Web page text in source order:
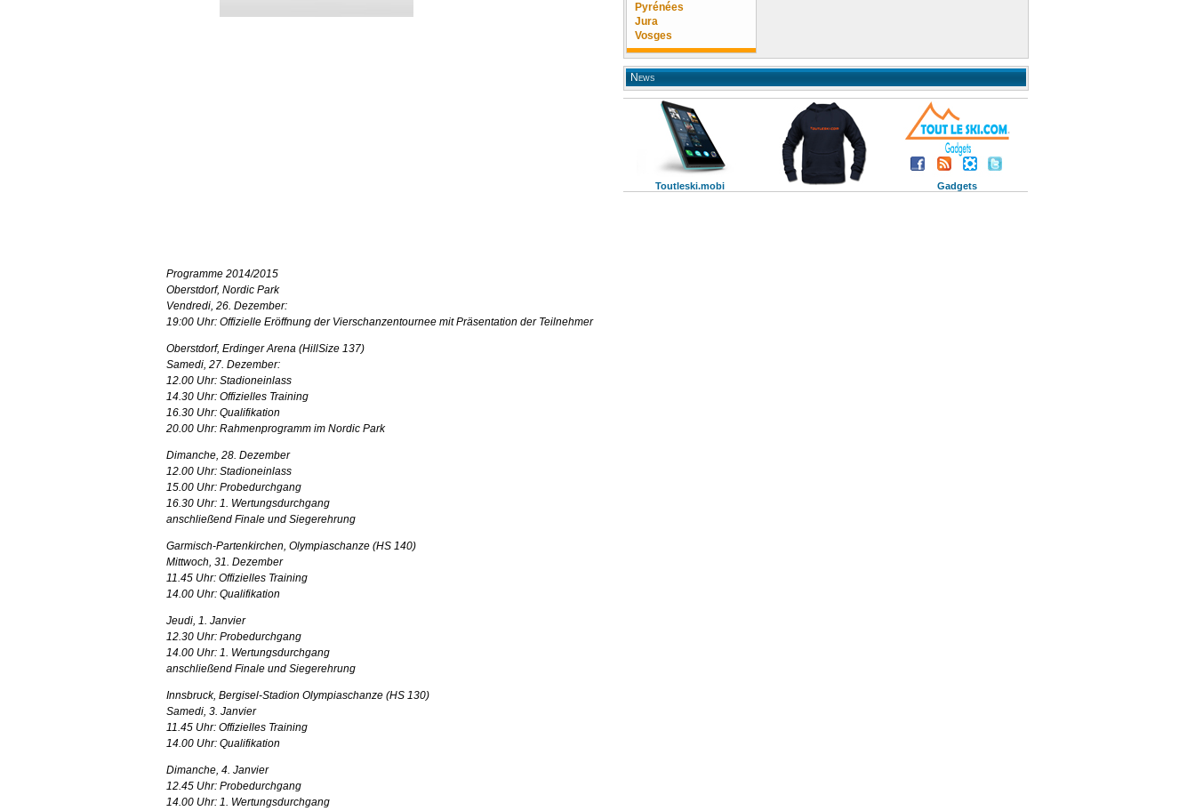
Programme 2014/2015
Oberstdorf, Nordic Park
Vendredi, 26. Dezember:
19:00 Uhr: Offizielle Eröffnung der Vierschanzentournee mit Präsentation der Teilnehmer
Oberstdorf, Erdinger Arena (HillSize 137)
Samedi, 27. Dezember:
12.00 Uhr: Stadioneinlass
14.30 Uhr: Offizielles Training
16.30 Uhr: Qualifikation
20.00 Uhr: Rahmenprogramm im Nordic Park
Dimanche, 28. Dezember
12.00 Uhr: Stadioneinlass
15.00 Uhr: Probedurchgang
16.30 Uhr: 1. Wertungsdurchgang
anschließend Finale und Siegerehrung
Garmisch-Partenkirchen, Olympiaschanze (HS 140)
Mittwoch, 31. Dezember
11.45 Uhr: Offizielles Training
14.00 Uhr: Qualifikation
Jeudi, 1. Janvier
12.30 Uhr: Probedurchgang
14.00 Uhr: 1. Wertungsdurchgang
anschließend Finale und Siegerehrung
Innsbruck, Bergisel-Stadion Olympiaschanze (HS 130)
Samedi, 3. Janvier
11.45 Uhr: Offizielles Training
14.00 Uhr: Qualifikation
Dimanche, 4. Janvier
12.45 Uhr: Probedurchgang
14.00 Uhr: 1. Wertungsdurchgang
Pyrénées
Jura
Vosges
News
Toutleski.mobi Gadgets